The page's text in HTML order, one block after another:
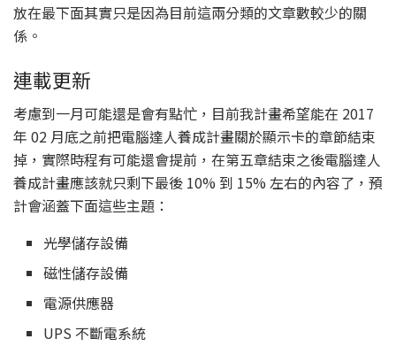
放在最下面其實只是因為目前這兩分類的文章數較少的關
係。
連載更新
考慮到一月可能還是會有點忙，目前我計畫希望能在 2017
年 02 月底之前把電腦達人養成計畫關於顯示卡的章節結束
掉，實際時程有可能還會提前，在第五章結束之後電腦達人
養成計畫應該就只剩下最後 10% 到 15% 左右的內容了，預
計會涵蓋下面這些主題：
光學儲存設備
磁性儲存設備
電源供應器
UPS 不斷電系統